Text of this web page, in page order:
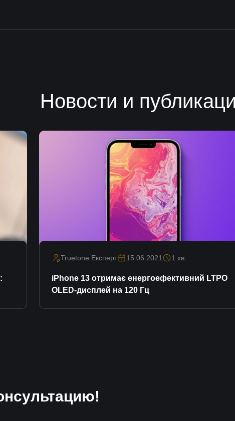
Новости и
Truetone Експерт 15.06.2021 1 хв.
iPhone 13 отримає енергоефективний LTPO
OLED-дисплей на 120 Гц